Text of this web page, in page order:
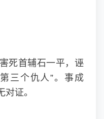
死首辅石一平，诬
三个仇人”。事成
证。